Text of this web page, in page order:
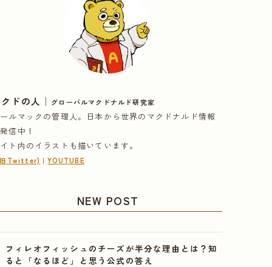
ドの人 ｜ グローバルマクドナルド研究家
ルマックの管理人。日本から世界のマクドナルド情報
信中！
ト内のイラストも描いています。
Twitter) ｜YOUTUBE
NEW POST
フィレオフィッシュのチーズが半分な理由とは？知
ると「なるほど」と思う公式の答え